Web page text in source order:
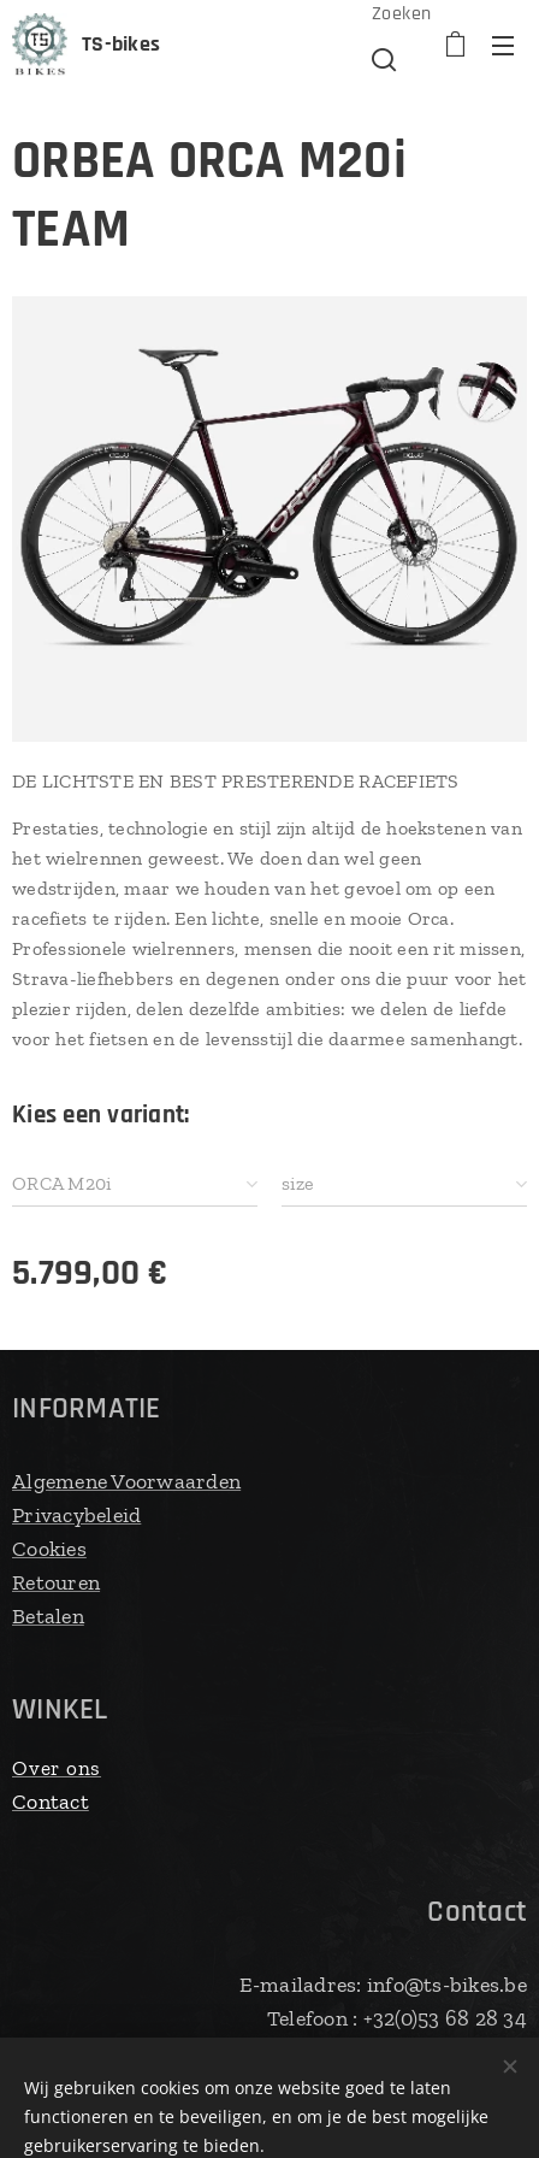
TS-bikes
Zoeken
ORBEA ORCA M20i
TEAM
DE LICHTSTE EN BEST PRESTERENDE RACEFIETS
Prestaties, technologie en stijl zijn altijd de hoekstenen van
het wielrennen geweest. We doen dan wel geen
wedstrijden, maar we houden van het gevoel om op een
racefiets te rijden. Een lichte, snelle en mooie Orca.
Professionele wielrenners, mensen die nooit een rit missen,
Strava-liefhebbers en degenen onder ons die puur voor het
plezier rijden, delen dezelfde ambities: we delen de liefde
voor het fietsen en de levensstijl die daarmee samenhangt.
Kies een variant:
ORCA M20i size
5.799,00 €
INFORMATIE
Algemene Voorwaarden
Privacybeleid
Cookies
Retouren
Betalen
WINKEL
Over ons
Contact
Contact
E-mailadres: info@ts-bikes.be
Telefoon : +32(0)53 68 28 34
Cookies
Wij gebruiken cookies om onze website goed te laten
functioneren en te beveiligen, en om je de best mogelijke
gebruikerservaring te bieden.